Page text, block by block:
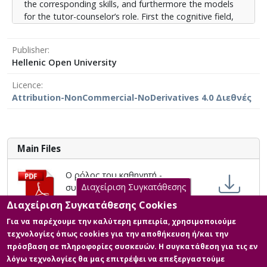
Publisher
Hellenic Open University
Licence
Attribution-NonCommercial-NoDerivatives 4.0 Διεθνές
Main Files
Ο ρόλος του καθηγητή -
συμβούλου και η ανάπτυξη
μηχανισμού υποστήριξής του σε
περιβάλλον συνεργατικής μάθησης
στην εξ αποστάσεως εκπαίδευση
Description: ΤΕΣΤ ΥΠΟΒΟΛΗΣ.pdf
(pdf)
Licence:Attribution-
Διαχείριση Συγκατάθεσης
Διαχείριση Συγκατάθεσης Cookies
Για να παρέχουμε την καλύτερη εμπειρία, χρησιμοποιούμε
τεχνολογίες όπως cookies για την αποθήκευση ή/και την
πρόσβαση σε πληροφορίες συσκευών. Η συγκατάθεση για τις εν
λόγω τεχνολογίες θα μας επιτρέψει να επεξεργαστούμε